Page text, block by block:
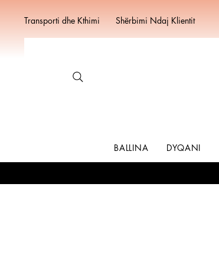
Transporti dhe Kthimi Shërbimi Ndaj Klientit
BALLINA DYQANI